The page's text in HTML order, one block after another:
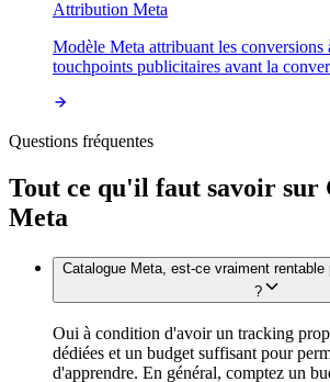
Attribution Meta
Modèle Meta attribuant les conversions
touchpoints publicitaires avant la
Questions fréquentes
Tout ce qu'il faut savoir sur
Meta
Catalogue Meta, est-ce vraiment
?
Oui à condition d'avoir un tracking
dédiées et un budget suffisant pour
d'apprendre. En général, comptez un